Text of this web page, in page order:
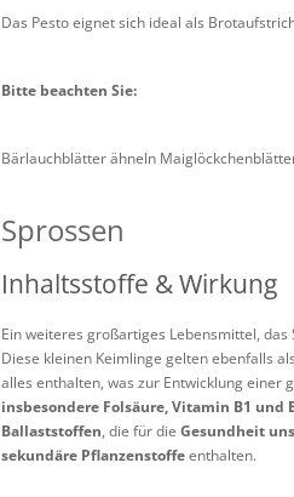
Das Pesto eignet sich ideal als
Bitte beachten Sie:
Bärlauchblätter ähneln
Sprossen
Inhaltsstoffe & Wirkung
Ein weiteres großartiges Lebensmittel,
Diese kleinen Keimlinge gelten ebenfalls
alles enthalten, was zur Entwicklung einer
insbesondere Folsäure, Vitamin B1 und
Ballaststoffen, die für die Gesundheit
sekundäre Pflanzenstoffeenthalten.